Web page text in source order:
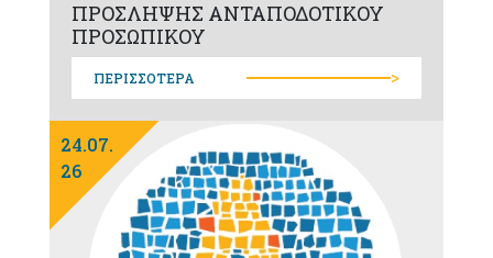
ΠΡΟΣΛΗΨΗΣ ΑΝΤΑΠΟΔΟΤΙΚΟΥ
ΠΡΟΣΩΠΙΚΟΥ
ΠΕΡΙΣΣΟΤΕΡΑ >
24.07.
26